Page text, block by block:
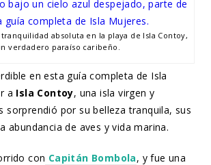
absoluta en la playa de Isla Contoy,
verdadero paraíso caribeño.
en esta guía completa de Isla
a Isla Contoy, una isla virgen y
sorprendió por su belleza tranquila, sus
abundancia de aves y vida marina.
con Capitán Bombola, y fue una